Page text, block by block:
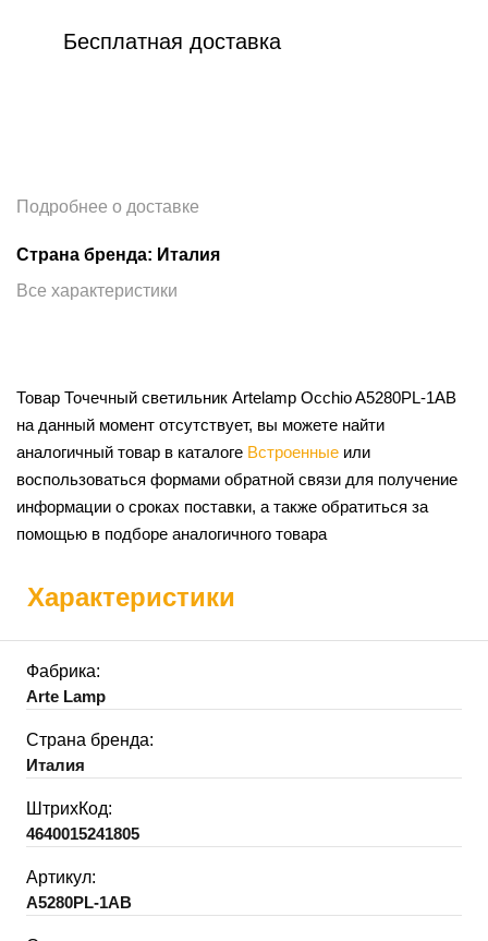
Бесплатная доставка
Подробнее о доставке
Страна бренда: Италия
Все характеристики
Товар Точечный светильник Artelamp Occhio A5280PL-1AB
на данный момент отсутствует, вы можете найти
аналогичный товар в каталоге Встроенные или
воспользоваться формами обратной связи для получение
информации о сроках поставки, а также обратиться за
помощью в подборе аналогичного товара
Характеристики
Фабрика:
Arte Lamp
Страна бренда:
Италия
ШтрихКод:
4640015241805
Артикул:
A5280PL-1AB